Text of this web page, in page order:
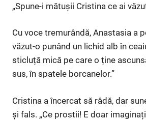
„Spune-i mătușii Cristina ce ai
Cu voce tremurândă, Anastasia a
văzut-o punând un lichid alb în
sticluță mică pe care o ține
sus, în spatele borcanelor.”
Cristina a încercat să râdă, dar
și fals. „Ce prostii! E doar